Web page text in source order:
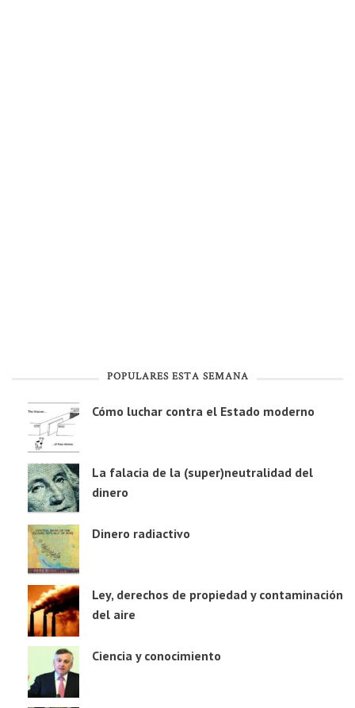
POPULARES ESTA SEMANA
Cómo luchar contra el Estado moderno
La falacia de la (super)neutralidad del
dinero
Dinero radiactivo
Ley, derechos de propiedad y contaminación
del aire
Ciencia y conocimiento